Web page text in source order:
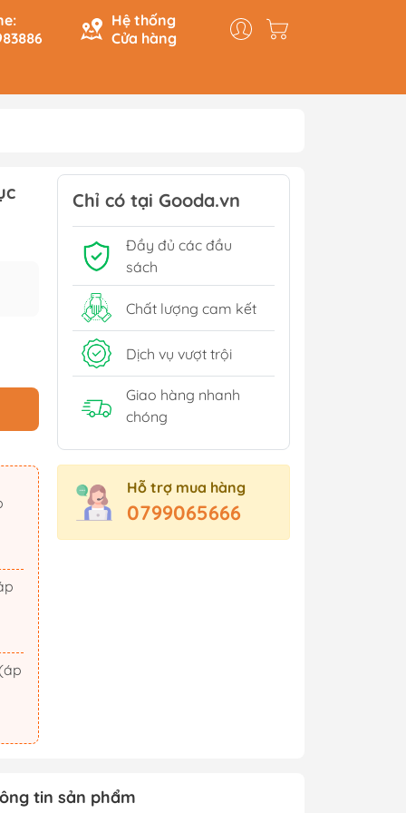
Hệ thống
Cửa hàng
Du Ký
Lịch Sử - Văn Hoá - Chính
Trị
Tâm Linh
Sách Tham Khảo Cấp 1
Sách Tham Khảo Cấp 2
Sách Ôn Thi Đại Học
Xem thêm
Triển
Xúc
Dục
Chỉ có tại Gooda.vn
Đầy đủ các đầu
sách
Chất lượng cam kết
Dịch vụ vượt trội
Giao hàng nhanh
chóng
Hỗ trợ mua hàng
0799065666
tin sản phẩm